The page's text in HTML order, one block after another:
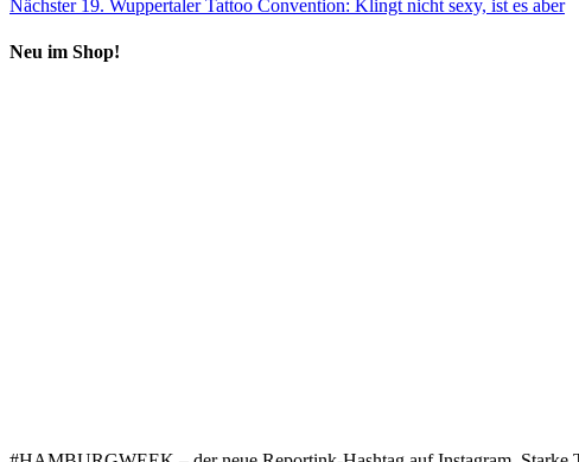
Nächster 19. Wuppertaler Tattoo Convention: Klingt nicht sexy, ist es aber
Neu im Shop!